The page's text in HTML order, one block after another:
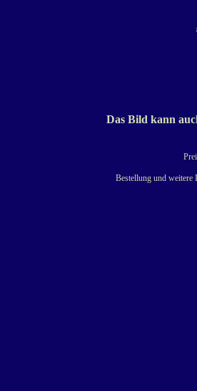
Das Bild kann
Bestellung und weitere